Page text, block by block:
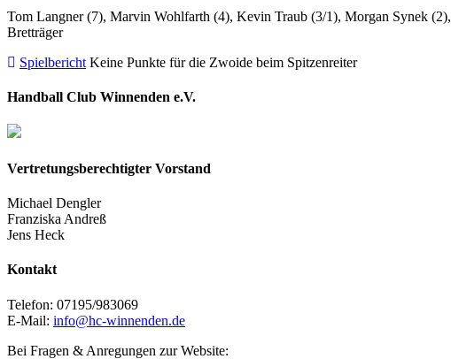
Tom Langner (7), Marvin Wohlfarth (4), Kevin Traub (3/1), Morgan Synek
Bretträger
Spielbericht Keine Punkte für die Zwoide beim Spitzenreiter
Handball Club Winnenden e.V.
Vertretungsberechtigter Vorstand
Michael Dengler
Franziska Andreß
Jens Heck
Kontakt
Telefon: 07195/983069
E-Mail: info@hc-winnenden.de
Bei Fragen & Anregungen zur Website: